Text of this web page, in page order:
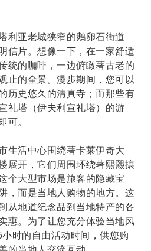
利亚老城狭窄的鹅卵石街道
信片。想像一下，在一家舒适
统的咖啡，一边俯瞰著古老的
止的全景。漫步期间，您可以
历史悠久的清真寺；而那些有
礼塔（伊夫利宣礼塔）的游
可。
生活中心围绕著卡莱伊奇大
展开，它们周围环绕著熙熙攘
个大型市场是旅客的隐藏宝
，而是当地人购物的地方。这
从地道纪念品到当地特产的各
惠。为了让您充分体验当地风
时的自由活动时间，供您购